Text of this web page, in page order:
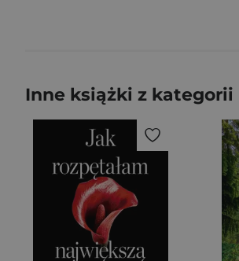
Inne książki z kategorii